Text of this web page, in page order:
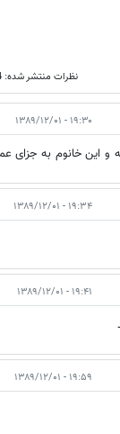
نظرات منتشر شده: 34
۱۹:۳۰ - ۱۳۸۹/۱۲/۰۱
و این خانوم به جزای
۱۹:۳۴ - ۱۳۸۹/۱۲/۰۱
۱۹:۴۱ - ۱۳۸۹/۱۲/۰۱
۱۹:۵۹ - ۱۳۸۹/۱۲/۰۱